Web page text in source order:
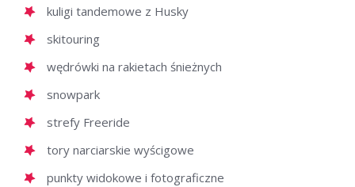
kuligi tandemowe z Husky
skitouring
wędrówki na rakietach śnieżnych
snowpark
strefy Freeride
tory narciarskie wyścigowe
punkty widokowe i fotograficzne